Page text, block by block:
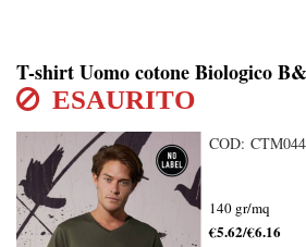
T-shirt Uomo cotone Biologico
ESAURITO
COD: CTM044
140 gr/mq
€5.62/€6.16